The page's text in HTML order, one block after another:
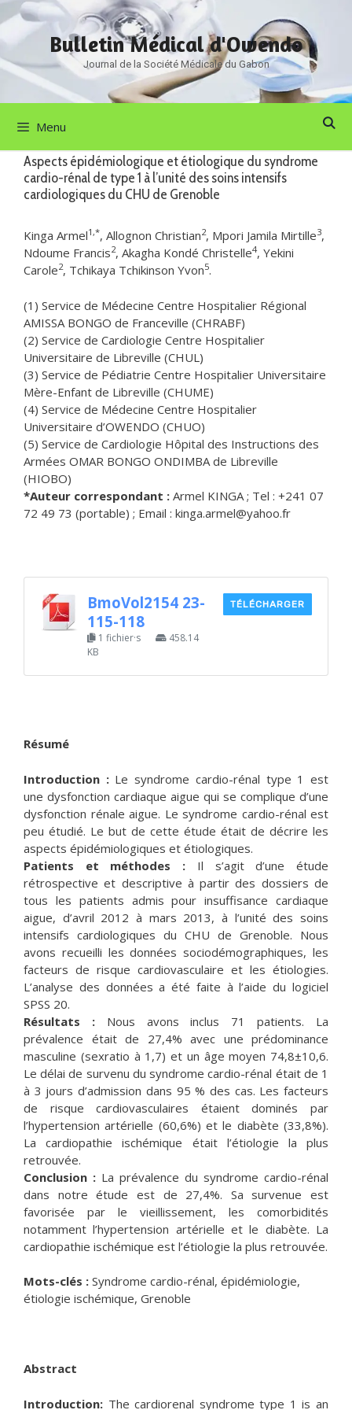
Aller
au
contenu
Bulletin Médical d'Owendo
Journal de la Société Médicale du Gabon
Menu
Aspects épidémiologique et étiologique du syndrome
cardio-rénal de type 1 à l’unité des soins intensifs
cardiologiques du CHU de Grenoble
Kinga Armel1,*, Allognon Christian2, Mpori Jamila Mirtille3,
Ndoume Francis2, Akagha Kondé Christelle4, Yekini
Carole2, Tchikaya Tchikinson Yvon5.
(1) Service de Médecine Centre Hospitalier Régional
AMISSA BONGO de Franceville (CHRABF)
(2) Service de Cardiologie Centre Hospitalier
Universitaire de Libreville (CHUL)
(3) Service de Pédiatrie Centre Hospitalier Universitaire
Mère-Enfant de Libreville (CHUME)
(4) Service de Médecine Centre Hospitalier
Universitaire d’OWENDO (CHUO)
(5) Service de Cardiologie Hôpital des Instructions des
Armées OMAR BONGO ONDIMBA de Libreville
(HIOBO)
*Auteur correspondant : Armel KINGA ; Tel : +241 07
72 49 73 (portable) ; Email : kinga.armel@yahoo.fr
BmoVol2154 23-
115-118
1 fichier·s
458.14
KB
TÉLÉCHARGER
Résumé
Introduction :Le syndrome cardio-rénal type 1 est
une dysfonction cardiaque aigue qui se complique d’une
dysfonction rénale aigue. Le syndrome cardio-rénal est
peu étudié. Le but de cette étude était de décrire les
aspects épidémiologiques et étiologiques.
Patients et méthodes : Il s’agit d’une étude
rétrospective et descriptive à partir des dossiers de
tous les patients admis pour insuffisance cardiaque
aigue, d’avril 2012 à mars 2013, à l’unité des soins
intensifs cardiologiques du CHU de Grenoble. Nous
avons recueilli les données sociodémographiques, les
facteurs de risque cardiovasculaire et les étiologies.
L’analyse des données a été faite à l’aide du logiciel
SPSS 20.
Résultats :Nous avons inclus 71 patients. La
prévalence était de 27,4% avec une prédominance
masculine (sexratio à 1,7) et un âge moyen 74,8±10,6.
Le délai de survenu du syndrome cardio-rénal était de 1
à 3 jours d’admission dans 95 % des cas. Les facteurs
de risque cardiovasculaires étaient dominés par
l’hypertension artérielle (60,6%) et le diabète (33,8%).
La cardiopathie ischémique était l’étiologie la plus
retrouvée.
Conclusion : La prévalence du syndrome cardio-rénal
dans notre étude est de 27,4%. Sa survenue est
favorisée par le vieillissement, les comorbidités
notamment l’hypertension artérielle et le diabète. La
cardiopathie ischémique est l’étiologie la plus retrouvée.
Mots-clés : Syndrome cardio-rénal, épidémiologie,
étiologie ischémique, Grenoble
Abstract
Introduction: The cardiorenal syndrome type 1 is an